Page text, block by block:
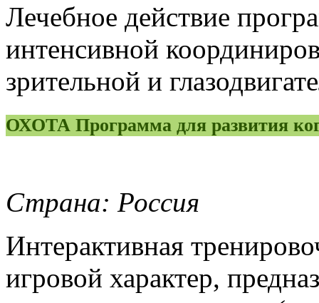
Лечебное действие
интенсивной
зрительной и
ОХОТА Программа для развития
Страна: Россия
Интерактивная
игровой характер,